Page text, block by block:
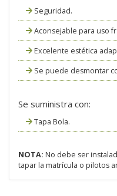
Seguridad.
Aconsejable para uso
Excelente estética
Se puede desmontar
Se suministra con:
Tapa Bola.
NOTA: No debe ser
tapar la matrícula o pilotos